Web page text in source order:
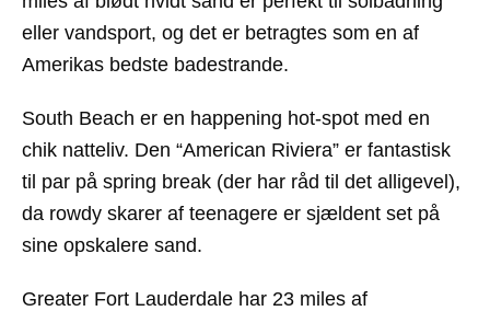
eller vandsport, og det er betragtes som en af
Amerikas bedste badestrande.
South Beach er en happening hot-spot med en
chik natteliv. Den “American Riviera” er fantastisk
til par på spring break (der har råd til det alligevel),
da rowdy skarer af teenagere er sjældent set på
sine opskalere sand.
Greater Fort Lauderdale har 23 miles af